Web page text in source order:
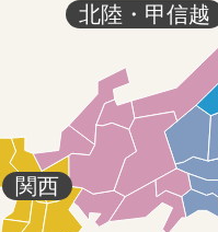
北陸・甲信越
関西